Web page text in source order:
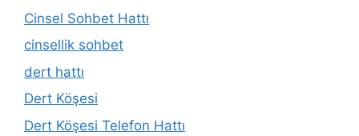
Cinsel Sohbet Hattı
cinsellik sohbet
dert hattı
Dert Köşesi
Dert Köşesi Telefon Hattı